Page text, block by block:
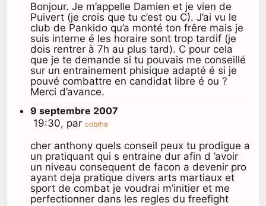
Bonjour. Je m’appelle Damien et je vien de
Puivert (je crois que tu c’est ou C). J’ai vu le
club de Pankido qu’a monté ton frêre mais je
suis interne é les horaire sont trop tardif (je
dois rentrer à 7h au plus tard). C pour cela
que je te demande si tu pouvais me conseillé
sur un entrainement phisique adapté é si je
pouvé combattre en candidat libre é ou ?
Merci d’avance.
9 septembre 2007
19:30, par cobrha
cher anthony quels conseil peux tu prodigue a
un pratiquant qui s entraine dur afin d ’avoir
un niveau consequent de facon a devenir pro
ayant deja pratique divers arts martiaux et
sport de combat je voudrai m’initier et me
perfectionner dans les regles du freefight